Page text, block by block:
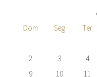
Dom
Seg Ter
2
3 4
9
10 11